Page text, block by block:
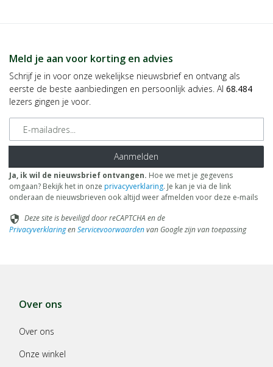
Meld je aan voor korting en advies
Schrijf je in voor onze wekelijkse nieuwsbrief en ontvang als
eerste de beste aanbiedingen en persoonlijk advies. Al 68.484
lezers gingen je voor.
E-mailadres
Aanmelden
Ja, ik wil de nieuwsbrief ontvangen. Hoe we met je gegevens
omgaan? Bekijk het in onze privacyverklaring. Je kan je via de link
onderaan de nieuwsbrieven ook altijd weer afmelden voor deze e-mails
security Deze site is beveiligd door reCAPTCHA en de
PrivacyverklaringenServicevoorwaardenvan Google zijn van toepassing
Over ons
Over ons
Onze winkel